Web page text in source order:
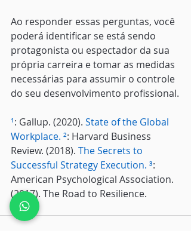
Ao responder essas perguntas, você
poderá identificar se está sendo
protagonista ou espectador da sua
própria carreira e tomar as medidas
necessárias para assumir o controle
do seu desenvolvimento profissional.
¹: Gallup. (2020). State of the Global
Workplace. ²: Harvard Business
Review. (2018). The Secrets to
Successful Strategy Execution. ³:
American Psychological Association.
(2017). The Road to Resilience.